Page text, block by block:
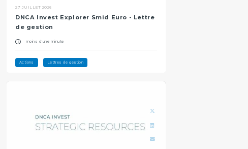
27 JUILLET 2026
DNCA Invest Explorer Smid Euro - Lettre
de gestion
moins d'une minute
Actions Lettres de gestion